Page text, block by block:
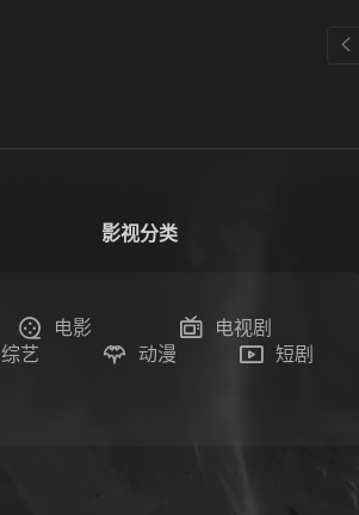
影视分类
电影
电视剧
综艺
动漫 短剧